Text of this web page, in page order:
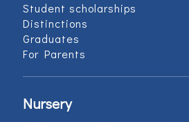
Student scholarships
Distinctions
Graduates
For Parents
Nursery